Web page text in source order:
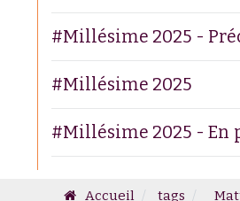
#Millésime 2025 -
#Millésime 2025
#Millésime 2025 - En
Accueil tags